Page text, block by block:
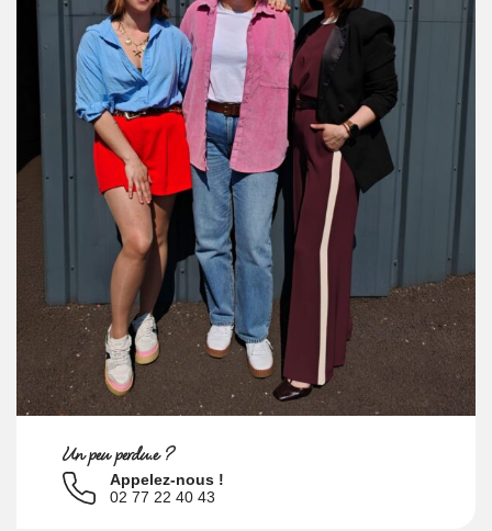
Un peu perdu.e ?
Appelez-nous !
02 77 22 40 43